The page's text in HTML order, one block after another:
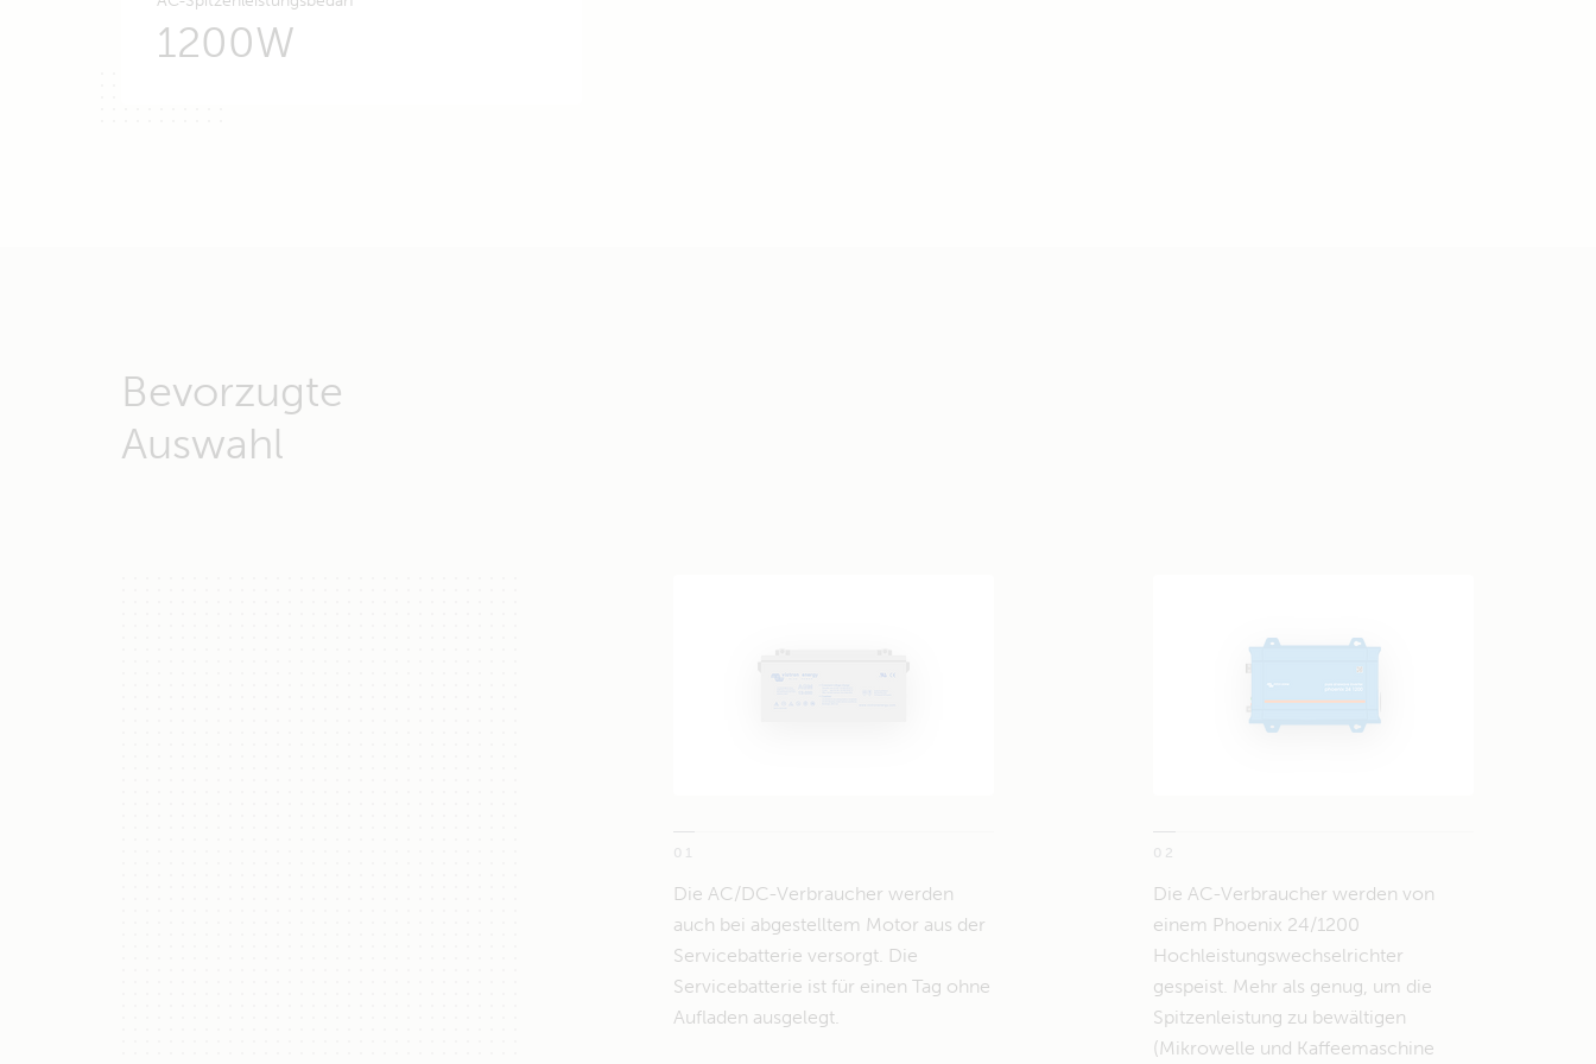
1200W
Bevorzugte
Auswahl
01
Die AC/DC-Verbraucher werden
auch bei abgestelltem Motor aus der
Servicebatterie versorgt. Die
Servicebatterie ist für einen Tag ohne
Aufladen ausgelegt.
02
Die AC-Verbraucher werden von
einem Phoenix 24/1200
Hochleistungswechselrichter
gespeist. Mehr als genug, um die
Spitzenleistung zu bewältigen
(Mikrowelle und Kaffeemaschine